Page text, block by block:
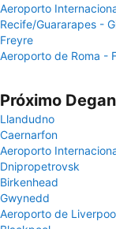
Aeroporto
Recife/Guararapes -
Freyre
Aeroporto de Roma -
Próximo
Llandudno
Caernarfon
Aeroporto
Dnipropetrovsk
Birkenhead
Gwynedd
Aeroporto de